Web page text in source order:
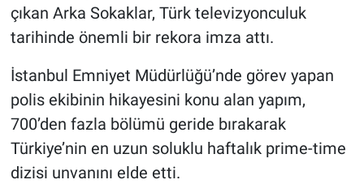
çıkan Arka Sokaklar, Türk televizyonculuk
tarihinde önemli bir rekora imza attı.
İstanbul Emniyet Müdürlüğü’nde görev yapan
polis ekibinin hikayesini konu alan yapım,
700’den fazla bölümü geride bırakarak
Türkiye’nin en uzun soluklu haftalık prime-time
dizisi unvanını elde etti.